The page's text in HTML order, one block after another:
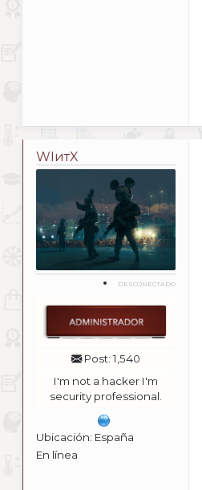
WIитX
DESCONECTADO
Post: 1,540
I'm not a hacker I'm
security professional.
Ubicación: España
En línea